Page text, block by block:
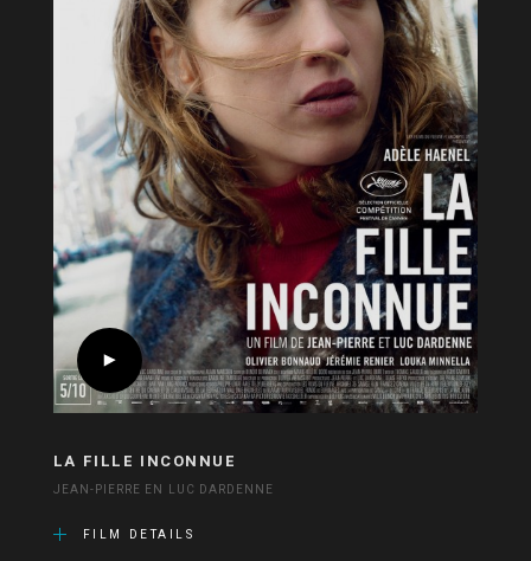
LA FILLE INCONNUE
JEAN-PIERRE EN LUC DARDENNE
FILM DETAILS